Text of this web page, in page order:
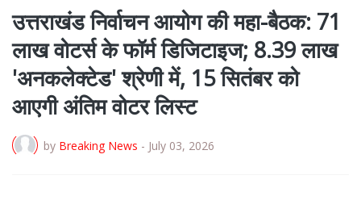
उत्तराखंड निर्वाचन आयोग की महा-बैठक: 71
लाख वोटर्स के फॉर्म डिजिटाइज; 8.39 लाख
'अनकलेक्टेड' श्रेणी में, 15 सितंबर को
आएगी अंतिम वोटर लिस्ट
by Breaking News - July 03, 2026